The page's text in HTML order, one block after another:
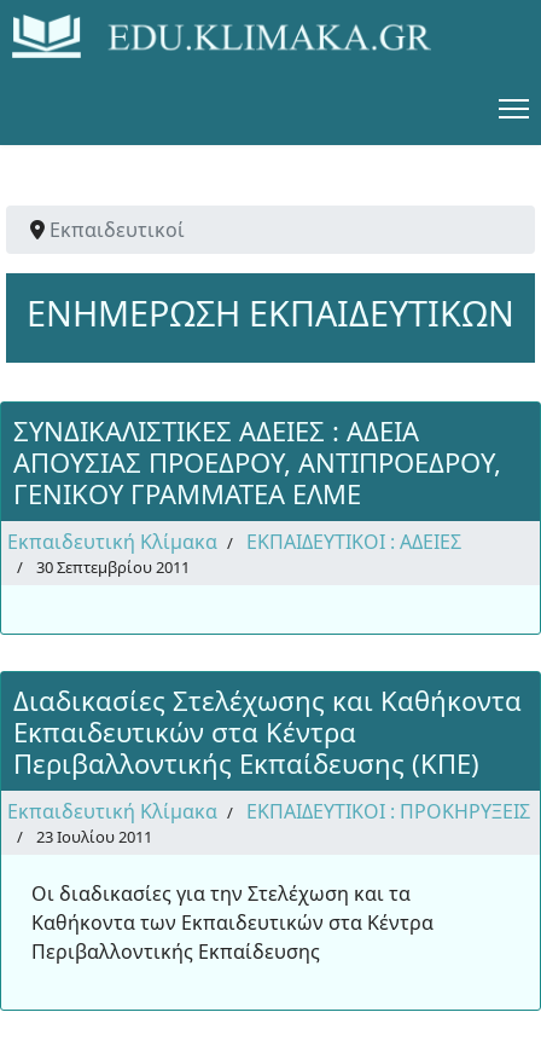
Εκπαιδευτικοί
ΕΝΗΜΕΡΩΣΗ ΕΚΠΑΙΔΕΥΤΙΚΩΝ
ΣΥΝΔΙΚΑΛΙΣΤΙΚΕΣ ΑΔΕΙΕΣ : ΑΔΕΙΑ
ΑΠΟΥΣΙΑΣ ΠΡΟΕΔΡΟΥ, ΑΝΤΙΠΡΟΕΔΡΟΥ,
ΓΕΝΙΚΟΥ ΓΡΑΜΜΑΤΕΑ ΕΛΜΕ
Εκπαιδευτική Κλίμακα ΕΚΠΑΙΔΕΥΤΙΚΟΙ : ΑΔΕΙΕΣ
30 Σεπτεμβρίου 2011
Διαδικασίες Στελέχωσης και Καθήκοντα
Εκπαιδευτικών στα Κέντρα
Περιβαλλοντικής Εκπαίδευσης (ΚΠΕ)
Εκπαιδευτική Κλίμακα ΕΚΠΑΙΔΕΥΤΙΚΟΙ : ΠΡΟΚΗΡΥΞΕΙΣ
23 Ιουλίου 2011
Οι διαδικασίες για την Στελέχωση και τα
Καθήκοντα των Εκπαιδευτικών στα Κέντρα
Περιβαλλοντικής Εκπαίδευσης